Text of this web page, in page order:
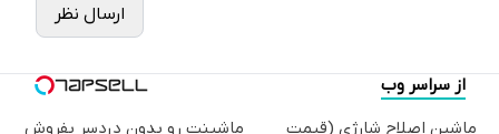
ارسال نظر
از سراسر وب
ماشین اصلاح شارژی (قیمت
ماشینت رو بدون دردسر بفروش